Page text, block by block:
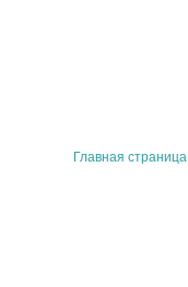
Главная страница